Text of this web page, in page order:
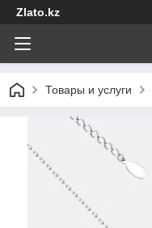
Zlato.kz
Товары и услуги